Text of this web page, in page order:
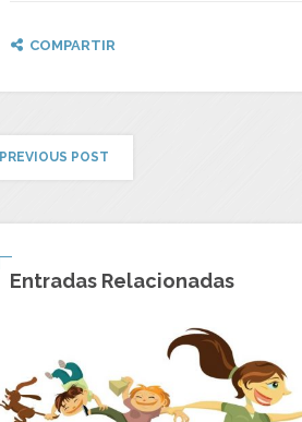
COMPARTIR
PREVIOUS POST
Entradas Relacionadas